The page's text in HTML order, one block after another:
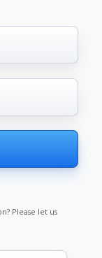
Please let us